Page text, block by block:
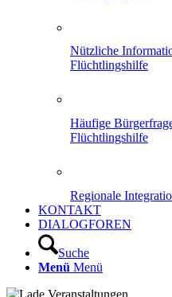
Nützliche
Flüchtlingshilfe
Häufige
Flüchtlingshilfe
Regionale
KONTAKT
DIALOGFOREN
Suche
Menü Menü